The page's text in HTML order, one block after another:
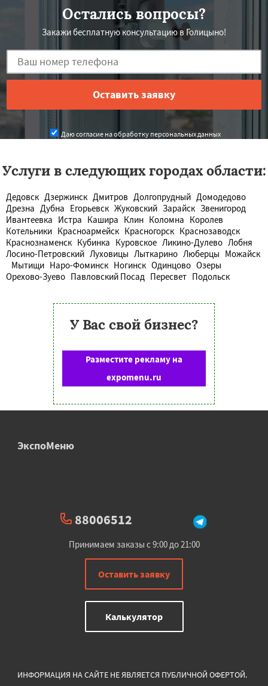
Остались вопросы?
Закажи бесплатную консультацию в Голицыно!
Даю согласие на обработку персональных данных
Услуги в следующих городах области:
Дедовск Дзержинск Дмитров Долгопрудный Домодедово
Дрезна Дубна Егорьевск Жуковский Зарайск Звенигород
Ивантеевка Истра Кашира Клин Коломна Королев
Котельники Красноармейск Красногорск Краснозаводск
Краснознаменск Кубинка Куровское Ликино-Дулево Лобня
Лосино-Петровский Луховицы Лыткарино Люберцы Можайск
Мытищи Наро-Фоминск Ногинск Одинцово Озеры
Орехово-Зуево Павловский Посад Пересвет Подольск
У Вас свой бизнес?
Разместите рекламу на
expomenu.ru
ЭкспоМеню
88006512
Принимаем заказы с 9:00 до 21:00
Оставить заявку
Калькулятор
ИНФОРМАЦИЯ НА САЙТЕ НЕ ЯВЛЯЕТСЯ ПУБЛИЧНОЙ ОФЕРТОЙ.